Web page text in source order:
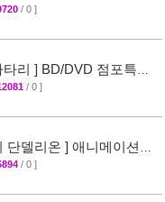
/ 0 ]
리 ] BD/DVD 점포특전
/ 0 ]
단델리온 ] 애니메이션화
/ 0 ]